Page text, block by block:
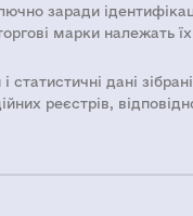
заради
марки належать
статистичні дані
реєстрів,